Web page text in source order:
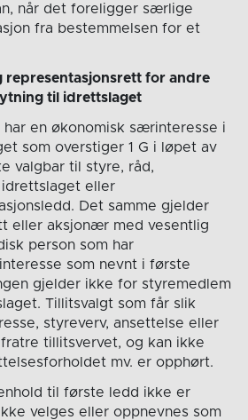
når det foreligger særlige
fra bestemmelsen for et
representasjonsrett for andre
til idrettslaget
har en økonomisk særinteresse i
som overstiger 1 G i løpet av
valgbar til styre, råd,
eller
Det samme gjelder
eller aksjonær med vesentlig
person som har
som nevnt i første
gjelder ikke for styremedlem
Tillitsvalgt som får slik
styreverv, ansettelse eller
tillitsvervet, og kan ikke
mv. er opphørt.
til første ledd ikke er
velges eller oppnevnes som